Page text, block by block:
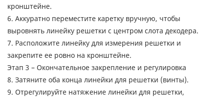
кронштейне.
6. Аккуратно переместите каретку вручную, чтобы
выровнять линейку решетки с центром слота декодера.
7. Расположите линейку для измерения решетки и
закрепите ее ровно на кронштейне.
Этап 3 – Окончательное закрепление и регулировка
8. Затяните оба конца линейки для решетки (винты).
9. Отрегулируйте натяжение линейки для решетки,